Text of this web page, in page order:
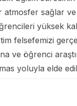
atmosfer sağlar
yüksek
felsefemizi
ve öğrenci
yoluyla elde